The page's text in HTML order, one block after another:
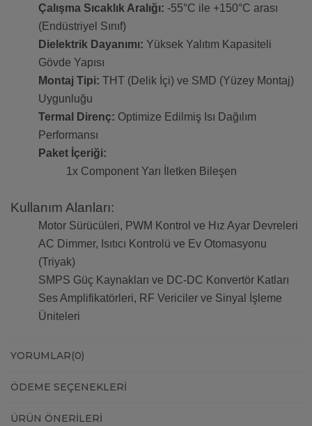
Çalışma Sıcaklık Aralığı: -55°C ile +150°C arası
(Endüstriyel Sınıf)
Dielektrik Dayanımı: Yüksek Yalıtım Kapasiteli
Gövde Yapısı
Montaj Tipi: THT (Delik İçi) ve SMD (Yüzey Montaj)
Uygunluğu
Termal Direnç: Optimize Edilmiş Isı Dağılım
Performansı
Paket İçeriği:
1x Component Yarı İletken Bileşen
Kullanım Alanları:
Motor Sürücüleri, PWM Kontrol ve Hız Ayar Devreleri
AC Dimmer, Isıtıcı Kontrolü ve Ev Otomasyonu
(Triyak)
SMPS Güç Kaynakları ve DC-DC Konvertör Katları
Ses Amplifikatörleri, RF Vericiler ve Sinyal İşleme
Üniteleri
YORUMLAR(0)
ÖDEME SEÇENEKLERI
ÜRÜN ÖNERILERI